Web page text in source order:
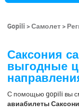
Gopili Самолет
Саксония
выгодные
С помощью gopili вы
авиабилеты